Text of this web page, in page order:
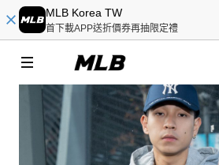
MLB Korea TW
首下載APP送折價券再抽限定禮